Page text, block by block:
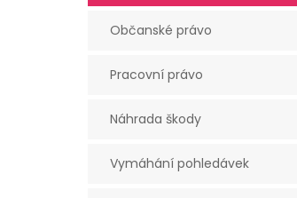
Občanské právo
Pracovní právo
Náhrada škody
Vymáhání pohledávek